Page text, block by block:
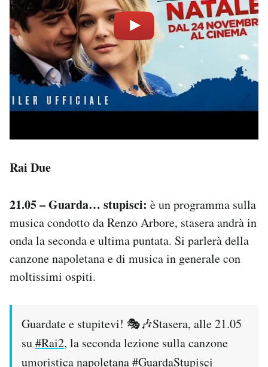
Rai Due
21.05 – Guarda… stupisci: è un programma sulla
musica condotto da Renzo Arbore, stasera andrà in
onda la seconda e ultima puntata. Si parlerà della
canzone napoletana e di musica in generale con
moltissimi ospiti.
Guardate e stupitevi! 🎭🎶Stasera, alle 21.05
su#Rai2, la seconda lezione sulla canzone
umoristica napoletana#GuardaStupisci